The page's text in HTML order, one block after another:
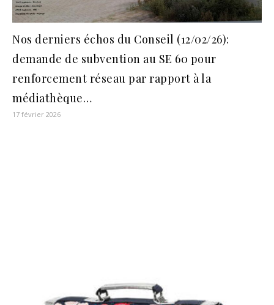
Nos derniers échos du Conseil (12/02/26):
demande de subvention au SE 60 pour
renforcement réseau par rapport à la
médiathèque…
17 février 2026